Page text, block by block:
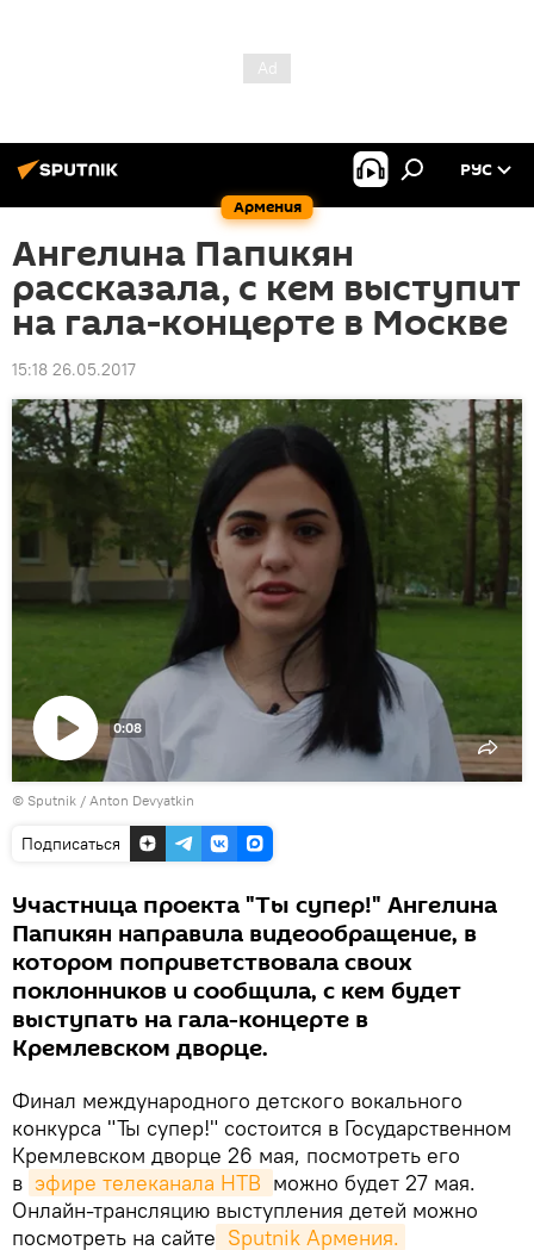
Армения
РУС
Ангелина Папикян
рассказала, с кем выступит
на гала-концерте в Москве
15:18 26.05.2017
Воспроизвести
видео
0:08
© Sputnik / Anton Devyatkin
Подписаться
Участница проекта "Ты супер!" Ангелина
Папикян направила видеообращение, в
котором поприветствовала своих
поклонников и сообщила, с кем будет
выступать на гала-концерте в
Кремлевском дворце.
Финал международного детского вокального
конкурса "Ты супер!" состоится в Государственном
Кремлевском дворце 26 мая, посмотреть его
в эфире телеканала НТВ можно будет 27 мая.
Онлайн-трансляцию выступления детей можно
посмотреть на сайте Sputnik Армения.